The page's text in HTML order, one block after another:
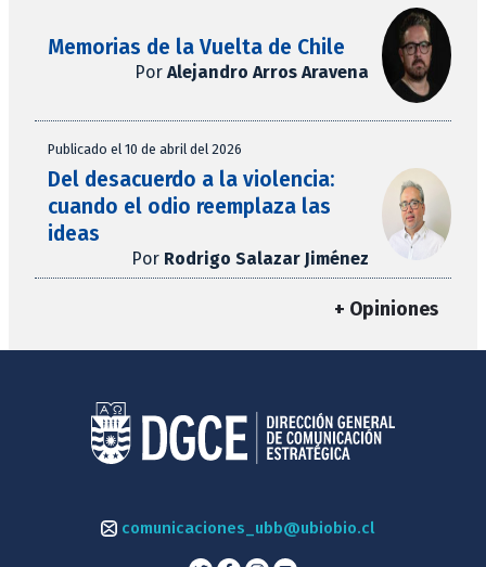
Memorias de la Vuelta de Chile
Por Alejandro Arros Aravena
Publicado el 10 de abril del 2026
Del desacuerdo a la violencia:
cuando el odio reemplaza las
ideas
Por Rodrigo Salazar Jiménez
+ Opiniones
comunicaciones_ubb@ubiobio.cl